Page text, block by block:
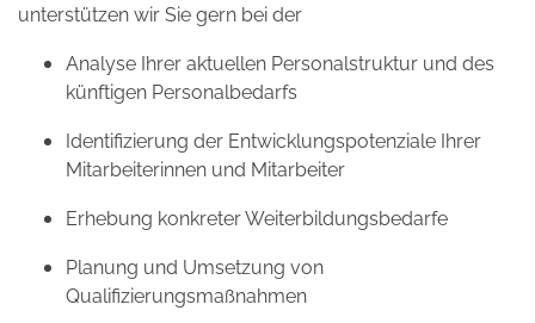
unterstützen wir Sie gern bei der
Analyse Ihrer aktuellen Personalstruktur und des
künftigen Personalbedarfs
Identifizierung der Entwicklungspotenziale Ihrer
Mitarbeiterinnen und Mitarbeiter
Erhebung konkreter Weiterbildungsbedarfe
Planung und Umsetzung von
Qualifizierungsmaßnahmen